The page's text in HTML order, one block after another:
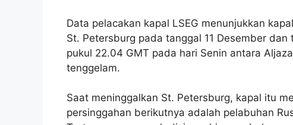
Data pelacakan kapal LSEG menunjukkan
St. Petersburg pada tanggal 11 Desember
pukul 22.04 GMT pada hari Senin antara
tenggelam.
Saat meninggalkan St. Petersburg, kapal itu
persinggahan berikutnya adalah pelabuhan